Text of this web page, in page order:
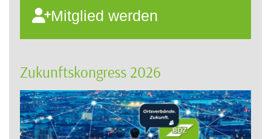
Mitglied werden
Zukunftskongress 2026